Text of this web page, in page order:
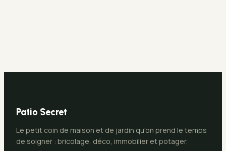
Patio Secret
Le petit coin de maison et de jardin qu'on prend le temps
de soigner : bricolage, déco, immobilier et potager.